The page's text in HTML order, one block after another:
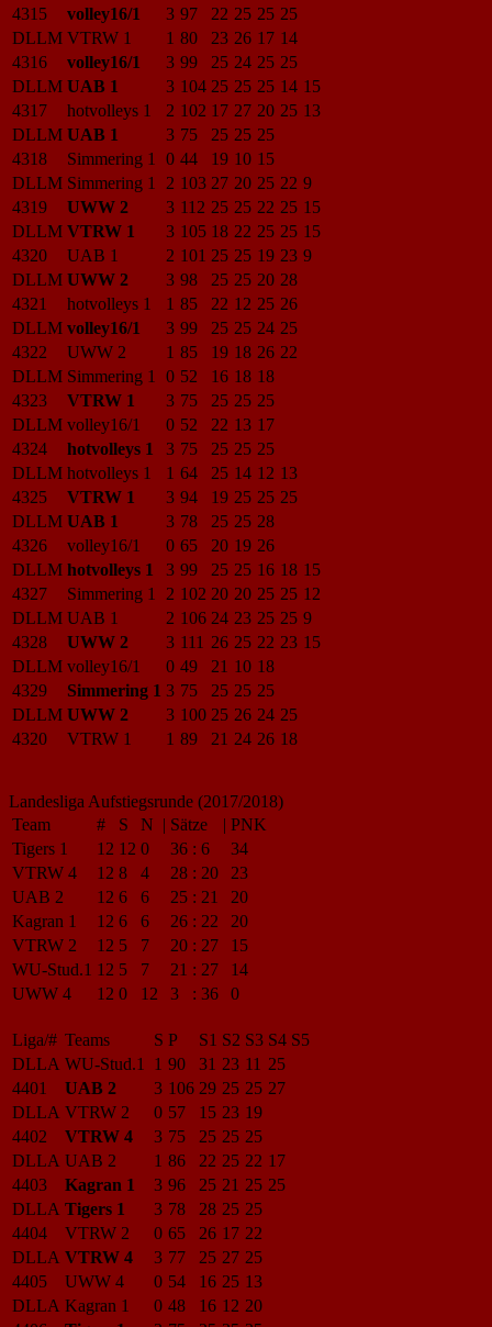
4315
volley16/1 3 97 22 25 25 25
DLLM VTRW 1 1 80 23 26 17 14
4316
volley16/1 3 99 25 24 25 25
DLLM UAB 1 3 104 25 25 25 14 15
4317
hotvolleys 1 2 102 17 27 20 25 13
DLLM UAB 1 3 75 25 25 25
4318
Simmering 1 0 44 19 10 15
DLLM Simmering 1 2 103 27 20 25 22 9
4319
UWW 2 3 112 25 25 22 25 15
DLLM VTRW 1 3 105 18 22 25 25 15
4320
UAB 1 2 101 25 25 19 23 9
DLLM UWW 2 3 98 25 25 20 28
4321
hotvolleys 1 1 85 22 12 25 26
DLLM volley16/1 3 99 25 25 24 25
4322
UWW 2 1 85 19 18 26 22
DLLM Simmering 1 0 52 16 18 18
4323
VTRW 1 3 75 25 25 25
DLLM volley16/1 0 52 22 13 17
4324
hotvolleys 1 3 75 25 25 25
DLLM hotvolleys 1 1 64 25 14 12 13
4325
VTRW 1 3 94 19 25 25 25
DLLM UAB 1 3 78 25 25 28
4326
volley16/1 0 65 20 19 26
DLLM hotvolleys 1 3 99 25 25 16 18 15
4327
Simmering 1 2 102 20 20 25 25 12
DLLM UAB 1 2 106 24 23 25 25 9
4328
UWW 2 3 111 26 25 22 23 15
DLLM volley16/1 0 49 21 10 18
4329
Simmering 1 3 75 25 25 25
DLLM UWW 2 3 100 25 26 24 25
4320
VTRW 1 1 89 21 24 26 18
Landesliga Aufstiegsrunde (2017/2018)
Team
# S N | Sätze | PNK
Tigers 1
12 12 0 36 : 6
34
VTRW 4
12 8 4 28 : 20
23
UAB 2
12 6 6 25 : 21
20
Kagran 1
12 6 6 26 : 22
20
VTRW 2
12 5 7 20 : 27
15
WU-Stud.1 12 5 7 21 : 27
14
UWW 4
12 0 12 3 : 36 0
Liga/# Teams S P S1 S2 S3 S4 S5
DLLA WU-Stud.1 1 90 31 23 11 25
4401
UAB 2 3 106 29 25 25 27
DLLA VTRW 2 0 57 15 23 19
4402
VTRW 4 3 75 25 25 25
DLLA UAB 2 1 86 22 25 22 17
4403
Kagran 1 3 96 25 21 25 25
DLLA Tigers 1 3 78 28 25 25
4404
VTRW 2 0 65 26 17 22
DLLA VTRW 4 3 77 25 27 25
4405
UWW 4 0 54 16 25 13
DLLA Kagran 1 0 48 16 12 20